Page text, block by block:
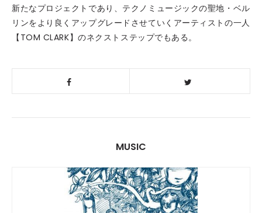
新たなプロジェクトであり、テクノミュージックの聖地・ベル
リンをより良くアップグレードさせていくアーティストの一人
【TOM CLARK】のネクストステップでもある。
MUSIC